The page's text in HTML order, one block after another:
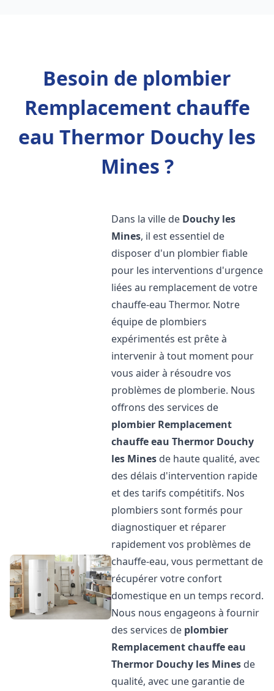
Besoin de plombier
Remplacement chauffe
eau Thermor Douchy les
Mines ?
Dans la ville de Douchy les
Mines, il est essentiel de
disposer d'un plombier fiable
pour les interventions d'urgence
liées au remplacement de votre
chauffe-eau Thermor. Notre
équipe de plombiers
expérimentés est prête à
intervenir à tout moment pour
vous aider à résoudre vos
problèmes de plomberie. Nous
offrons des services de
plombier Remplacement
chauffe eau Thermor Douchy
les Mines de haute qualité, avec
des délais d'intervention rapide
et des tarifs compétitifs. Nos
plombiers sont formés pour
diagnostiquer et réparer
rapidement vos problèmes de
chauffe-eau, vous permettant de
récupérer votre confort
domestique en un temps record.
Nous nous engageons à fournir
des services de plombier
Remplacement chauffe eau
Thermor Douchy les Mines de
qualité, avec une garantie de